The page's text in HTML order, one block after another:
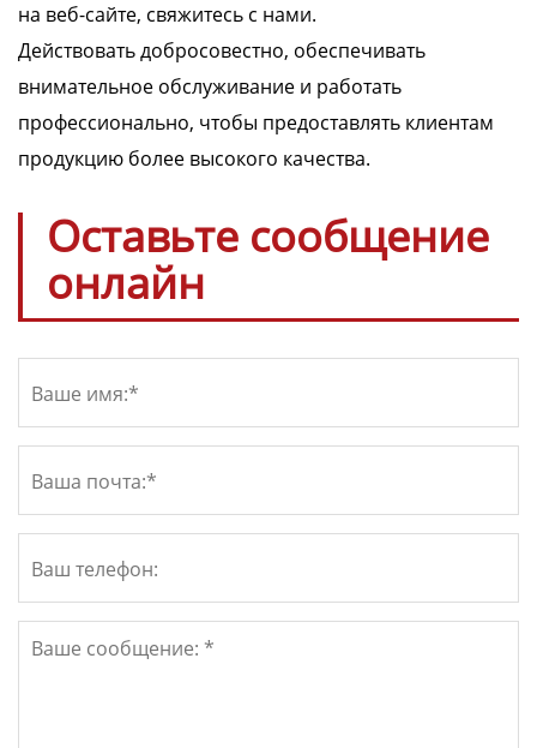
на веб-сайте, свяжитесь с нами.
Действовать добросовестно, обеспечивать
внимательное обслуживание и работать
профессионально, чтобы предоставлять клиентам
продукцию более высокого качества.
Оставьте сообщение
онлайн